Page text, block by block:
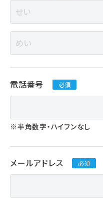
電話番号 必須
※半角数字・ハイフンなし
メールアドレス 必須